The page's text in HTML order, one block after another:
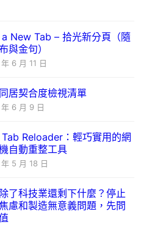
New Tab – 拾光新分頁（隨
與金句）
6 月 11 日
居契合度檢視清單
6 月 9 日
Reloader：輕巧實用的網
自動重整工具
5 月 18 日
了科技業還剩下什麼？停止
慮和製造無意義問題，先問